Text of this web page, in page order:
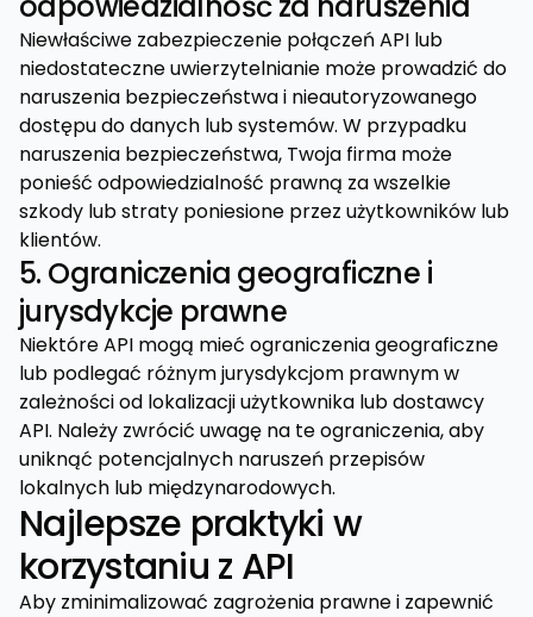
Niewłaściwe zabezpieczenie połączeń API lub
niedostateczne uwierzytelnianie może prowadzić do
naruszenia bezpieczeństwa i nieautoryzowanego
dostępu do danych lub systemów. W przypadku
naruszenia bezpieczeństwa, Twoja firma może
ponieść odpowiedzialność prawną za wszelkie
szkody lub straty poniesione przez użytkowników lub
klientów.
5. Ograniczenia geograficzne i
jurysdykcje prawne
Niektóre API mogą mieć ograniczenia geograficzne
lub podlegać różnym jurysdykcjom prawnym w
zależności od lokalizacji użytkownika lub dostawcy
API. Należy zwrócić uwagę na te ograniczenia, aby
uniknąć potencjalnych naruszeń przepisów
lokalnych lub międzynarodowych.
Najlepsze praktyki w
korzystaniu z API
Aby zminimalizować zagrożenia prawne i zapewnić